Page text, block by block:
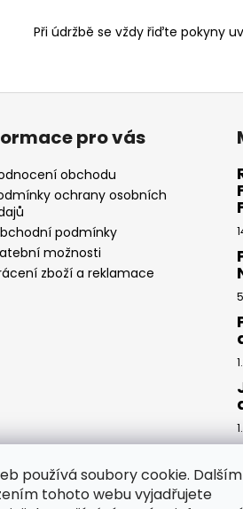
používá soubory cookie. Dalším
tohoto webu vyjadřujete
Při údržbě se vždy řiďte pokyny
pro vás
obchodu
ochrany osobních
podmínky
možnosti
zboží a reklamace